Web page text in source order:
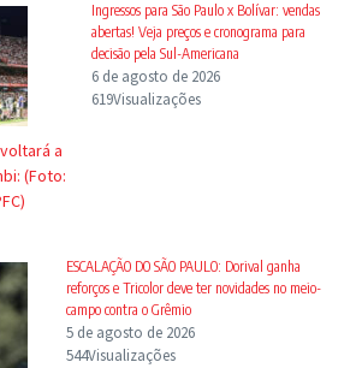
a
(Foto:
Ingressos para São Paulo x Bolívar: vendas
abertas! Veja preços e cronograma para
decisão pela Sul-Americana
6 de agosto de 2026
619Visualizações
ESCALAÇÃO DO SÃO PAULO: Dorival ganha
reforços e Tricolor deve ter novidades no meio-
campo contra o Grêmio
5 de agosto de 2026
544Visualizações